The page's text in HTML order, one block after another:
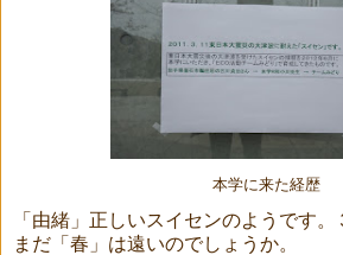
本学に来た経歴
「由緒」正しいスイセンのようです。
まだ「春」は遠いのでしょうか。